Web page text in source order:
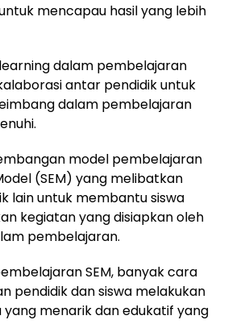
mencapau hasil yang lebih
dalam pembelajaran
antar pendidik untuk
dalam pembelajaran
model pembelajaran
(SEM) yang melibatkan
lain untuk membantu siswa
kegiatan yang disiapkan oleh
pembelajaran.
SEM, banyak cara
pendidik dan siswa melakukan
menarik dan edukatif yang